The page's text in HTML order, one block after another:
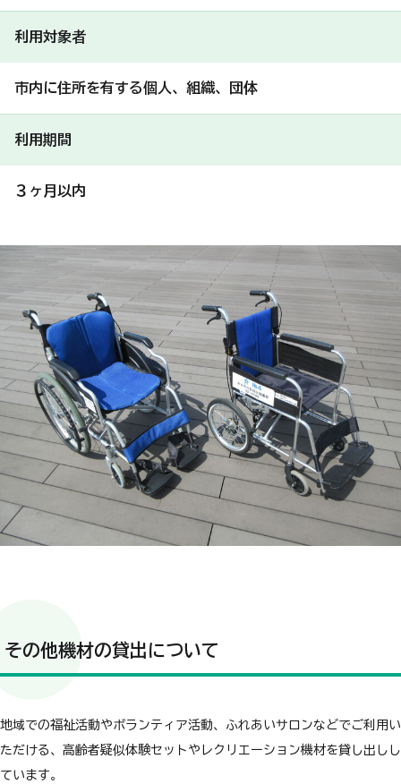
利用対象者
市内に住所を有する個人、組織、団体
利用期間
３ヶ月以内
その他機材の貸出について
地域での福祉活動やボランティア活動、ふれあいサロンなどでご利用い
ただける、高齢者疑似体験セットやレクリエーション機材を貸し出しし
ています。